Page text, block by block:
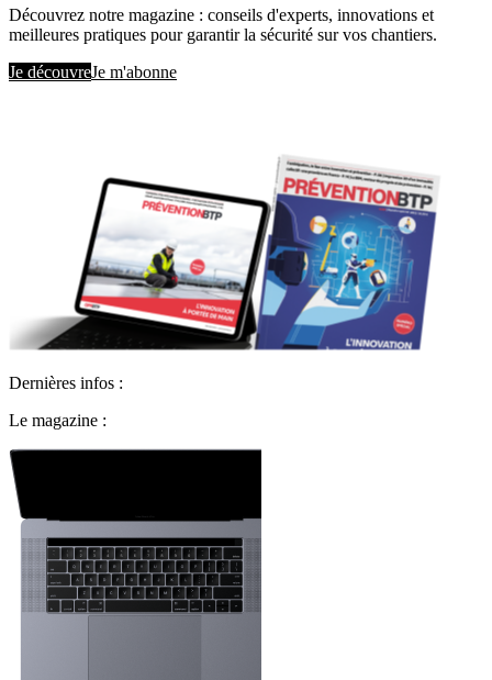
Découvrez notre magazine : conseils d'experts, innovations et
meilleures pratiques pour garantir la sécurité sur vos chantiers.
Je découvreJe m'abonne
Dernières infos :
Le magazine :